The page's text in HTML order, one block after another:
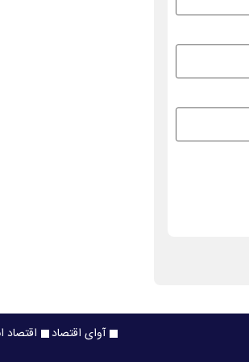
آوای اقتصاد اقتصاد